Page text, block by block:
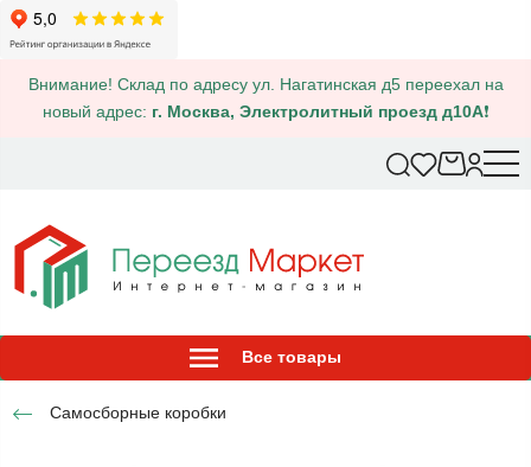
Внимание! Склад по адресу ул. Нагатинская д5 переехал на
новый адрес: г. Москва, Электролитный проезд д10А❗
Все товары
Самосборные коробки